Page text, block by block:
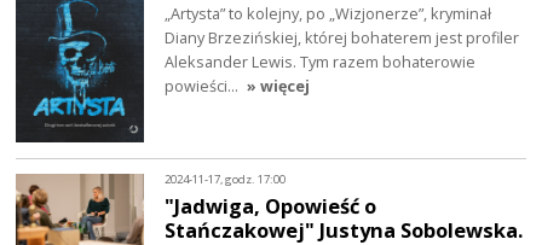
„Artysta” to kolejny, po „Wizjonerze”, kryminał
Diany Brzezińskiej, której bohaterem jest profiler
Aleksander Lewis. Tym razem bohaterowie
powieści… » więcej
2024-11-17, godz. 17:00
"Jadwiga, Opowieść o
Stańczakowej" Justyna Sobolewska.